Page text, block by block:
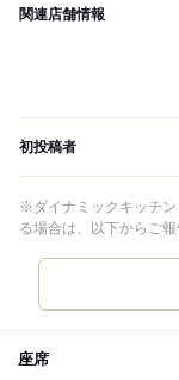
関連店舗情報
初投稿者
※ダイナミックキッチン
る場合は、以下からご報
座席